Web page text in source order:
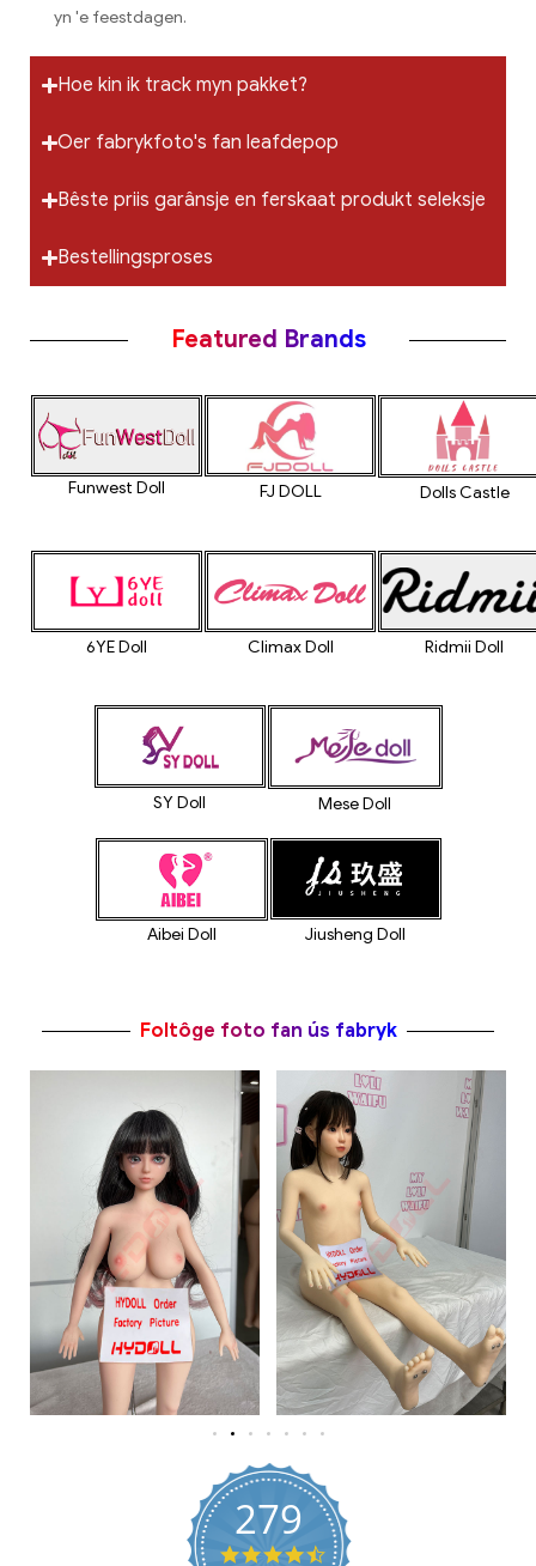
yn 'e feestdagen.
Hoe kin ik track myn pakket?
Oer fabrykfoto's fan leafdepop
Bêste priis garânsje en ferskaat produkt seleksje
Bestellingsproses
Featured Brands
Funwest Doll FJ DOLL Dolls Castle
6YE Doll Climax Doll Ridmii Doll
SY Doll Mese Doll
Aibei Doll Jiusheng Doll
Foltôge foto fan ús fabryk
279
4.7 star rating